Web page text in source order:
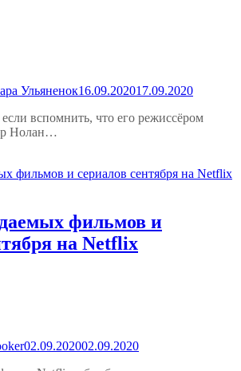
Ульяненок16.09.202017.09.2020
вспомнить, что его режиссёром
Нолан…
фильмов и
на Netflix
02.09.202002.09.2020